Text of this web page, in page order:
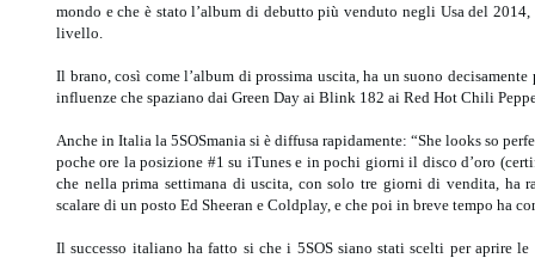
mondo e che è stato l’album di debutto più venduto negli Usa del
livello.
Il brano, così come l’album di prossima uscita, ha un suono
influenze che spaziano dai Green Day ai Blink 182 ai Red Hot Chili
Anche in Italia la 5SOSmania si è diffusa rapidamente: “She looks so
poche ore la posizione #1 su iTunes e in pochi giorni il disco d’oro
che nella prima settimana di uscita, con solo tre giorni di vendita, ha
scalare di un posto Ed Sheeran e Coldplay, e che poi in breve tempo ha
Il successo italiano ha fatto si che i 5SOS siano stati scelti per aprire